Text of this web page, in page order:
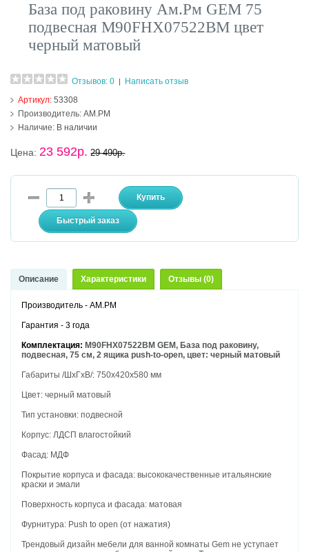
База под раковину Ам.Рм GEM 75
подвесная M90FHX07522BM цвет
черный матовый
Отзывов: 0
Написать отзыв
Артикул:53308
Производитель: AM.PM
Наличие: В наличии
Цена:23 592р. 29 490р.
Описание Характеристики Отзывы (0)
Производитель - AM.PM
Гарантия - 3 года
Комплектация: M90FHX07522BM GEM, База под раковину,
подвесная, 75 см, 2 ящика push-to-open, цвет: черный матовый
Габариты /ШхГхВ/: 750х420х580 мм
Цвет: черный матовый
Тип установки: подвесной
Корпус: ЛДСП влагостойкий
Фасад: МДФ
Покрытие корпуса и фасада: высококачественные итальянские
краски и эмали
Поверхность корпуса и фасада: матовая
Фурнитура: Push to open (от нажатия)
Трендовый дизайн мебели для ванной комнаты Gem не уступает